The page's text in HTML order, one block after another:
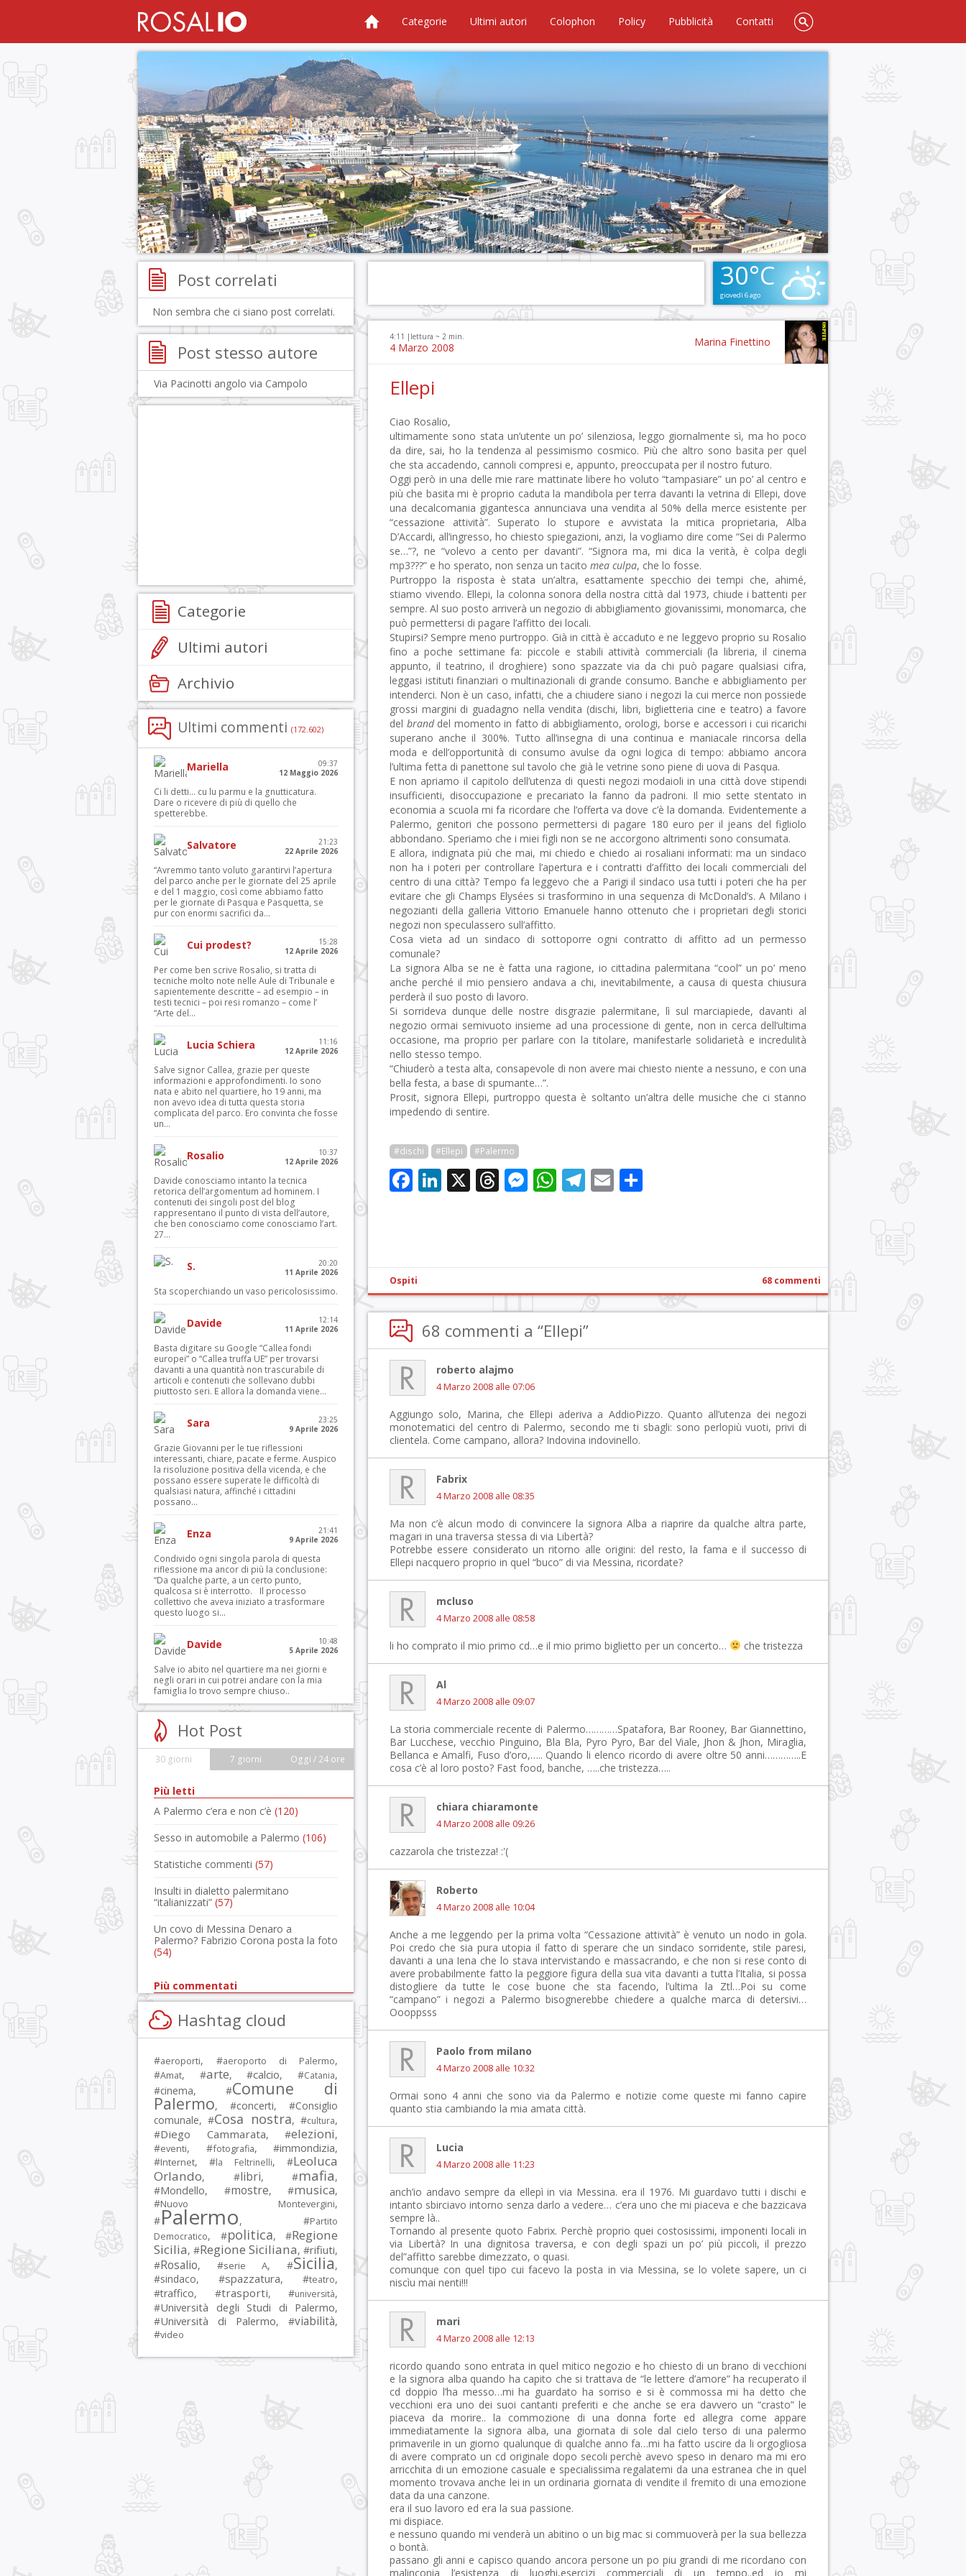
Categorie Ultimi autori Colophon Policy Pubblicità Contatti
30°C
giovedì 6 ago
4:11 | lettura ~ 2 min.
4 Marzo 2008 Marina Finettino
Ellepi
Ciao Rosalio,
ultimamente sono stata un’utente un po’ silenziosa, leggo giornalmente sì, ma ho poco
da dire, sai, ho la tendenza al pessimismo cosmico. Più che altro sono basita per quel
che sta accadendo, cannoli compresi e, appunto, preoccupata per il nostro futuro.
Oggi però in una delle mie rare mattinate libere ho voluto “tampasiare” un po’ al centro e
più che basita mi è proprio caduta la mandibola per terra davanti la vetrina di Ellepi, dove
una decalcomania gigantesca annunciava una vendita al 50% della merce esistente per
“cessazione attività”. Superato lo stupore e avvistata la mitica proprietaria, Alba
D’Accardi, all’ingresso, ho chiesto spiegazioni, anzi, la vogliamo dire come “Sei di Palermo
se…”?, ne “volevo a cento per davanti”. “Signora ma, mi dica la verità, è colpa degli
mp3???” e ho sperato, non senza un tacito mea culpa, che lo fosse.
Purtroppo la risposta è stata un’altra, esattamente specchio dei tempi che, ahimé,
stiamo vivendo. Ellepi, la colonna sonora della nostra città dal 1973, chiude i battenti per
sempre. Al suo posto arriverà un negozio di abbigliamento giovanissimi, monomarca, che
può permettersi di pagare l’affitto dei locali.
Stupirsi? Sempre meno purtroppo. Già in città è accaduto e ne leggevo proprio su Rosalio
fino a poche settimane fa: piccole e stabili attività commerciali (la libreria, il cinema
appunto, il teatrino, il droghiere) sono spazzate via da chi può pagare qualsiasi cifra,
leggasi istituti finanziari o multinazionali di grande consumo. Banche e abbigliamento per
intenderci. Non è un caso, infatti, che a chiudere siano i negozi la cui merce non possiede
grossi margini di guadagno nella vendita (dischi, libri, biglietteria cine e teatro) a favore
del branddel momento in fatto di abbigliamento, orologi, borse e accessori i cui ricarichi
superano anche il 300%. Tutto all’insegna di una continua e maniacale rincorsa della
moda e dell’opportunità di consumo avulse da ogni logica di tempo: abbiamo ancora
l’ultima fetta di panettone sul tavolo che già le vetrine sono piene di uova di Pasqua.
E non apriamo il capitolo dell’utenza di questi negozi modaioli in una città dove stipendi
insufficienti, disoccupazione e precariato la fanno da padroni. Il mio sette stentato in
economia a scuola mi fa ricordare che l’offerta va dove c’è la domanda. Evidentemente a
Palermo, genitori che possono permettersi di pagare 180 euro per il jeans del figliolo
abbondano. Speriamo che i miei figli non se ne accorgono altrimenti sono consumata.
E allora, indignata più che mai, mi chiedo e chiedo ai rosaliani informati: ma un sindaco
non ha i poteri per controllare l’apertura e i contratti d’affitto dei locali commerciali del
centro di una città? Tempo fa leggevo che a Parigi il sindaco usa tutti i poteri che ha per
evitare che gli Champs Elysées si trasformino in una sequenza di McDonald’s. A Milano i
negozianti della galleria Vittorio Emanuele hanno ottenuto che i proprietari degli storici
negozi non speculassero sull’affitto.
Cosa vieta ad un sindaco di sottoporre ogni contratto di affitto ad un permesso
comunale?
La signora Alba se ne è fatta una ragione, io cittadina palermitana “cool” un po’ meno
anche perché il mio pensiero andava a chi, inevitabilmente, a causa di questa chiusura
perderà il suo posto di lavoro.
Si sorrideva dunque delle nostre disgrazie palermitane, lì sul marciapiede, davanti al
negozio ormai semivuoto insieme ad una processione di gente, non in cerca dell’ultima
occasione, ma proprio per parlare con la titolare, manifestarle solidarietà e incredulità
nello stesso tempo.
“Chiuderò a testa alta, consapevole di non avere mai chiesto niente a nessuno, e con una
bella festa, a base di spumante…”.
Prosit, signora Ellepi, purtroppo questa è soltanto un’altra delle musiche che ci stanno
impedendo di sentire.
#dischi #Ellepi #Palermo
Facebook
LinkedIn
X Threads
Messenger
WhatsApp
Telegram
Email
Ospiti 68 commenti
68 commenti a “Ellepi”
roberto alajmo
4 Marzo 2008 alle 07:06
Aggiungo solo, Marina, che Ellepi aderiva a AddioPizzo. Quanto all’utenza dei negozi
monotematici del centro di Palermo, secondo me ti sbagli: sono perlopiù vuoti, privi di
clientela. Come campano, allora? Indovina indovinello.
Fabrix
4 Marzo 2008 alle 08:35
Ma non c’è alcun modo di convincere la signora Alba a riaprire da qualche altra parte,
magari in una traversa stessa di via Libertà?
Potrebbe essere considerato un ritorno alle origini: del resto, la fama e il successo di
Ellepi nacquero proprio in quel “buco” di via Messina, ricordate?
mcluso
4 Marzo 2008 alle 08:58
li ho comprato il mio primo cd…e il mio primo biglietto per un concerto… che tristezza
Al
4 Marzo 2008 alle 09:07
La storia commerciale recente di Palermo…………Spatafora, Bar Rooney, Bar Giannettino,
Bar Lucchese, vecchio Pinguino, Bla Bla, Pyro Pyro, Bar del Viale, Jhon & Jhon, Miraglia,
Bellanca e Amalfi, Fuso d’oro,….. Quando li elenco ricordo di avere oltre 50 anni…………..E
cosa c’è al loro posto? Fast food, banche, …..che tristezza…..
chiara chiaramonte
4 Marzo 2008 alle 09:26
cazzarola che tristezza! :'(
Roberto
4 Marzo 2008 alle 10:04
Anche a me leggendo per la prima volta “Cessazione attività” è venuto un nodo in gola.
Poi credo che sia pura utopia il fatto di sperare che un sindaco sorridente, stile paresi,
davanti a una Iena che lo stava intervistando e massacrando, e che non si rese conto di
avere probabilmente fatto la peggiore figura della sua vita davanti a tutta l’Italia, si possa
distogliere da tutte le cose buone che sta facendo, l’ultima la Ztl…Poi su come
“campano” i negozi a Palermo bisognerebbe chiedere a qualche marca di detersivi…
Oooppsss
Paolo from milano
4 Marzo 2008 alle 10:32
Ormai sono 4 anni che sono via da Palermo e notizie come queste mi fanno capire
quanto stia cambiando la mia amata città.
Lucia
4 Marzo 2008 alle 11:23
anch’io andavo sempre da ellepì in via Messina. era il 1976. Mi guardavo tutti i dischi e
intanto sbirciavo intorno senza darlo a vedere… c’era uno che mi piaceva e che bazzicava
sempre là..
Tornando al presente quoto Fabrix. Perchè proprio quei costosissimi, imponenti locali in
via Libertà? In una dignitosa traversa, e con degli spazi un po’ più piccoli, il prezzo
del”affitto sarebbe dimezzato, o quasi.
comunque con quel tipo cui facevo la posta in via Messina, se lo volete sapere, un ci
niscìu mai nenti!!!
mari
4 Marzo 2008 alle 12:13
ricordo quando sono entrata in quel mitico negozio e ho chiesto di un brano di vecchioni
e la signora alba quando ha capito che si trattava de “le lettere d’amore” ha recuperato il
cd doppio l’ha messo…mi ha guardato ha sorriso e si è commossa mi ha detto che
vecchioni era uno dei suoi cantanti preferiti e che anche se era davvero un “crasto” le
piaceva da morire.. la commozione di una donna forte ed allegra come appare
immediatamente la signora alba, una giornata di sole dal cielo terso di una palermo
primaverile in un giorno qualunque di qualche anno fa…mi ha fatto uscire da li orgogliosa
di avere comprato un cd originale dopo secoli perchè avevo speso in denaro ma mi ero
arricchita di un emozione casuale e specialissima regalatemi da una estranea che in quel
momento trovava anche lei in un ordinaria giornata di vendite il fremito di una emozione
data da una canzone.
era il suo lavoro ed era la sua passione.
mi dispiace.
e nessuno quando mi venderà un abitino o un big mac si commuoverà per la sua bellezza
o bontà.
passano gli anni e capisco quando ancora persone un po piu grandi di me ricordano con
malinconia l’esistenza di luoghi,esercizi commerciali di un tempo..ed io mi
Post correlati
Non sembra che ci siano post correlati.
Post stesso autore
Via Pacinotti angolo via Campolo
Categorie
Ultimi autori
Archivio
Ultimi commenti (172.602)
Mariella
09:37
12 Maggio 2026
Ci li detti… cu lu parmu e la gnutticatura.
Dare o ricevere di più di quello che
spetterebbe.
Salvatore
21:23
22 Aprile 2026
“Avremmo tanto voluto garantirvi l’apertura
del parco anche per le giornate del 25 aprile
e del 1 maggio, così come abbiamo fatto
per le giornate di Pasqua e Pasquetta, se
pur con enormi sacrifici da...
Cui prodest?
15:28
12 Aprile 2026
Per come ben scrive Rosalio, si tratta di
tecniche molto note nelle Aule di Tribunale e
sapientemente descritte – ad esempio – in
testi tecnici – poi resi romanzo – come l’
“Arte del...
Lucia Schiera
11:16
12 Aprile 2026
Salve signor Callea, grazie per queste
informazioni e approfondimenti. Io sono
nata e abito nel quartiere, ho 19 anni, ma
non avevo idea di tutta questa storia
complicata del parco. Ero convinta che fosse
un...
Rosalio
10:37
12 Aprile 2026
Davide conosciamo intanto la tecnica
retorica dell’argomentum ad hominem. I
contenuti dei singoli post del blog
rappresentano il punto di vista dell’autore,
che ben conosciamo come conosciamo l’art.
27...
S.
20:20
11 Aprile 2026
Sta scoperchiando un vaso pericolosissimo.
Davide
12:14
11 Aprile 2026
Basta digitare su Google “Callea fondi
europei” o “Callea truffa UE” per trovarsi
davanti a una quantità non trascurabile di
articoli e contenuti che sollevano dubbi
piuttosto seri. E allora la domanda viene...
Sara
23:25
9 Aprile 2026
Grazie Giovanni per le tue riflessioni
interessanti, chiare, pacate e ferme. Auspico
la risoluzione positiva della vicenda, e che
possano essere superate le difficoltà di
qualsiasi natura, affinché i cittadini
possano...
Enza
21:41
9 Aprile 2026
Condivido ogni singola parola di questa
riflessione ma ancor di più la conclusione:
“Da qualche parte, a un certo punto,
qualcosa si è interrotto. Il processo
collettivo che aveva iniziato a trasformare
questo luogo si...
Davide
10:48
5 Aprile 2026
Salve io abito nel quartiere ma nei giorni e
negli orari in cui potrei andare con la mia
famiglia lo trovo sempre chiuso..
Hot Post
30 giorni 7 giorni Oggi / 24 ore
Più letti
A Palermo c’era e non c’è (120)
Sesso in automobile a Palermo (106)
Statistiche commenti (57)
Insulti in dialetto palermitano
“italianizzati” (57)
Un covo di Messina Denaro a
Palermo? Fabrizio Corona posta la foto
(54)
Più commentati
Hashtag cloud
#aeroporti, #aeroporto di Palermo,
#Amat, #arte, #calcio, #Catania,
#cinema, #Comune di
Palermo, #concerti, #Consiglio
comunale, #Cosa nostra, #cultura,
#Diego Cammarata, #elezioni,
#eventi, #fotografia, #immondizia,
#Internet, #la Feltrinelli, #Leoluca
Orlando, #libri, #mafia,
#Mondello, #mostre, #musica,
#Nuovo Montevergini,
#Palermo, #Partito
Democratico, #politica, #Regione
Sicilia, #Regione Siciliana, #rifiuti,
#Rosalio, #serie A, #Sicilia,
#sindaco, #spazzatura, #teatro,
#traffico, #trasporti, #università,
#Università degli Studi di Palermo,
#Università di Palermo, #viabilità,
#video